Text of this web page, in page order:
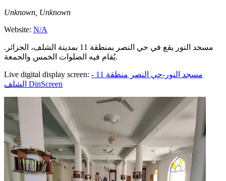
Unknown, Unknown
Website: N/A
مسجد النور يقع في حي النصر بمنطقة 11 بمدينة الشلف، الجزائر.
يُقام فيه الصلوات الخمس والجمعة.
Live digital display screen: مسجد النور-حي النصر منطقة 11 -
الشلف DinScreen